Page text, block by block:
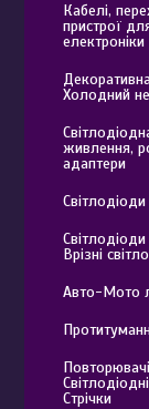
Кабелі,
пристрої
електроніки
Холодний
живлення,
адаптери
Світлодіоди
Врізні
Авто-Мото
Стрічки